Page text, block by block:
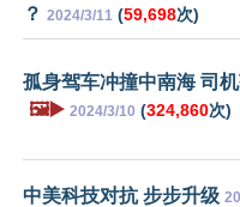
？ 2024/3/11 (59,698次)
孤身驾车冲撞中南海 司
🖼️▶️ 2024/3/10 (324,860次)
中美科技对抗 步步升级